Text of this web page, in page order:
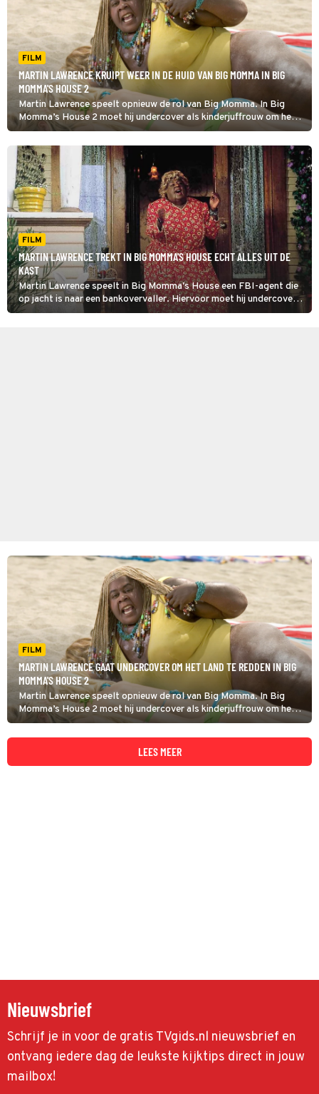
FILM
MARTIN LAWRENCE KRUIPT WEER IN DE HUID VAN BIG MOMMA IN BIG
MOMMA'S HOUSE 2
Martin Lawrence speelt opnieuw de rol van Big Momma. In Big
Momma’s House 2 moet hij undercover als kinderjuffrouw om het
land te redden.
FILM
MARTIN LAWRENCE TREKT IN BIG MOMMA'S HOUSE ECHT ALLES UIT DE
KAST
Martin Lawrence speelt in Big Momma's House een FBI-agent die
op jacht is naar een bankovervaller. Hiervoor moet hij undercover,
als een oma met overgewicht.
FILM
MARTIN LAWRENCE GAAT UNDERCOVER OM HET LAND TE REDDEN IN BIG
MOMMA'S HOUSE 2
Martin Lawrence speelt opnieuw de rol van Big Momma. In Big
Momma’s House 2 moet hij undercover als kinderjuffrouw om het
land te redden.
LEES MEER
Nieuwsbrief
Schrijf je in voor de gratis TVgids.nl nieuwsbrief en
ontvang iedere dag de leukste kijktips direct in jouw
mailbox!